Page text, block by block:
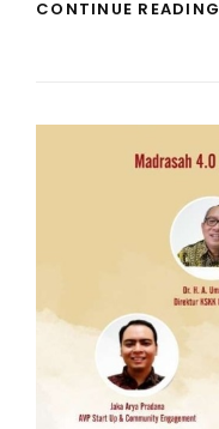
CONTINUE READING